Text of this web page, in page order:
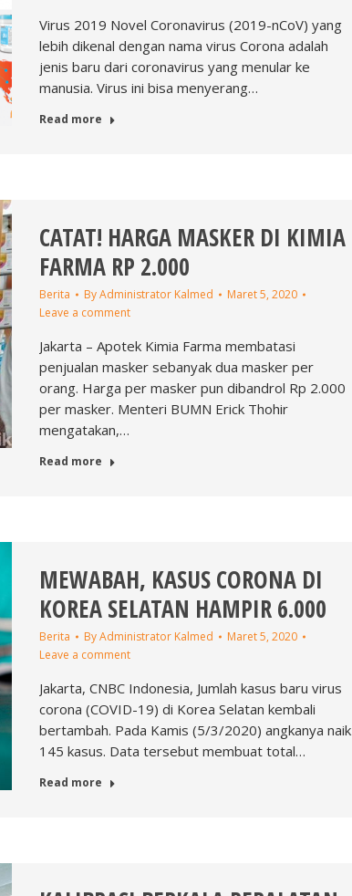
Virus 2019 Novel Coronavirus (2019-nCoV) yang
lebih dikenal dengan nama virus Corona adalah
jenis baru dari coronavirus yang menular ke
manusia. Virus ini bisa menyerang…
Read more
CATAT! HARGA MASKER DI KIMIA
FARMA RP 2.000
Berita ByAdministrator Kalmed
Maret 5, 2020
Leave a comment
Jakarta – Apotek Kimia Farma membatasi
penjualan masker sebanyak dua masker per
orang. Harga per masker pun dibandrol Rp 2.000
per masker. Menteri BUMN Erick Thohir
mengatakan,…
Read more
MEWABAH, KASUS CORONA DI
KOREA SELATAN HAMPIR 6.000
Berita ByAdministrator Kalmed
Maret 5, 2020
Leave a comment
Jakarta, CNBC Indonesia, Jumlah kasus baru virus
corona (COVID-19) di Korea Selatan kembali
bertambah. Pada Kamis (5/3/2020) angkanya naik
145 kasus. Data tersebut membuat total…
Read more